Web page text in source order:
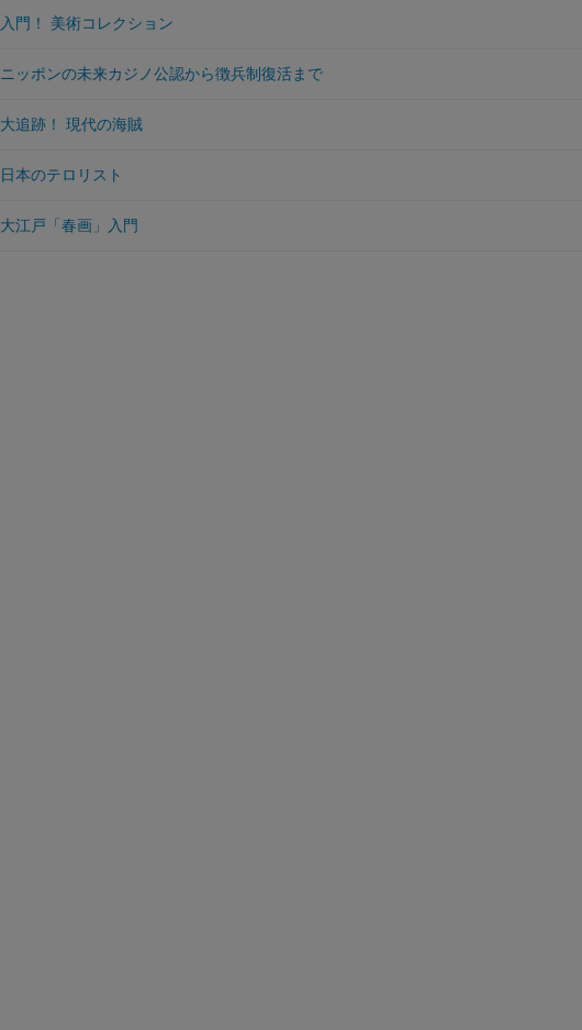
入門！ 美術コレクション
ニッポンの未来カジノ公認から徴兵制復活まで
大追跡！ 現代の海賊
日本のテロリスト
大江戸「春画」入門